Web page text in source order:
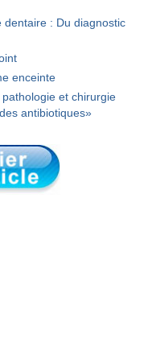
dentaire : Du diagnostic
enceinte
et chirurgie
antibiotiques»